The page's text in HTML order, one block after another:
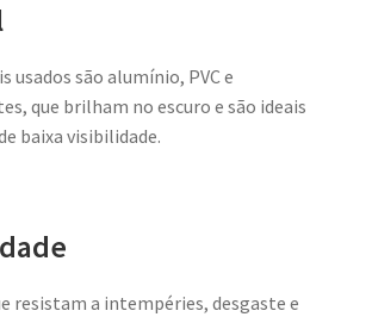
usados são alumínio, PVC e
que brilham no escuro e são ideais
baixa visibilidade.
resistam a intempéries, desgaste e